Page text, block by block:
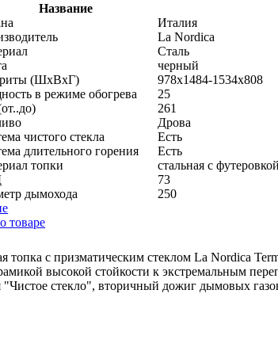
Название
Италия
La Nordica
Сталь
черный
(ШхВхГ)
978x1484-1534x808
в режиме обогрева
25
261
Дрова
чистого стекла
Есть
длительного горения
Есть
топки
стальная с футеровкой
73
дымохода
250
товаре
топка с призматическим стеклом La Nordica
высокой стойкости к экстремальным
стекло", вторичный дожиг дымовых